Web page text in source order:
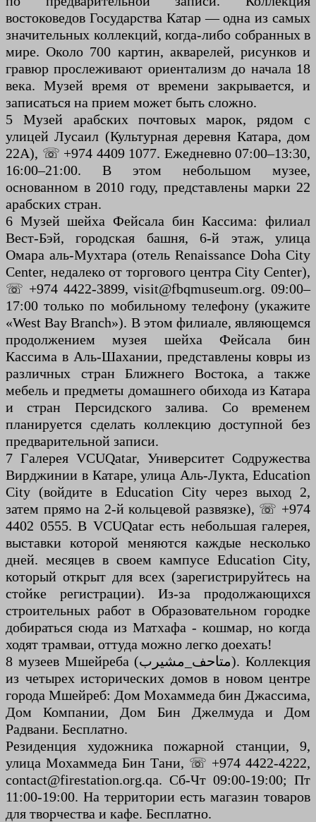
востоковедов Государства Катар — одна из самых
значительных коллекций, когда-либо собранных в
мире. Около 700 картин, акварелей, рисунков и
гравюр прослеживают ориентализм до начала 18
века. Музей время от времени закрывается, и
записаться на прием может быть сложно.
5 Музей арабских почтовых марок, рядом с
улицей Лусаил (Культурная деревня Катара, дом
22А), ☏ +974 4409 1077. Ежедневно 07:00–13:30,
16:00–21:00. В этом небольшом музее,
основанном в 2010 году, представлены марки 22
арабских стран.
6 Музей шейха Фейсала бин Кассима: филиал
Вест-Бэй, городская башня, 6-й этаж, улица
Омара аль-Мухтара (отель Renaissance Doha City
Center, недалеко от торгового центра City Center),
☏ +974 4422-3899, visit@fbqmuseum.org. 09:00–
17:00 только по мобильному телефону (укажите
«West Bay Branch»). В этом филиале, являющемся
продолжением музея шейха Фейсала бин
Кассима в Аль-Шахании, представлены ковры из
различных стран Ближнего Востока, а также
мебель и предметы домашнего обихода из Катара
и стран Персидского залива. Со временем
планируется сделать коллекцию доступной без
предварительной записи.
7 Галерея VCUQatar, Университет Содружества
Вирджинии в Катаре, улица Аль-Лукта, Education
City (войдите в Education City через выход 2,
затем прямо на 2-й кольцевой развязке), ☏ +974
4402 0555. В VCUQatar есть небольшая галерея,
выставки которой меняются каждые несколько
дней. месяцев в своем кампусе Education City,
который открыт для всех (зарегистрируйтесь на
стойке регистрации). Из-за продолжающихся
строительных работ в Образовательном городке
добираться сюда из Матхафа - кошмар, но когда
ходят трамваи, оттуда можно легко доехать!
8 музеев Мшейреба (متاحف_مشيرب). Коллекция
из четырех исторических домов в новом центре
города Мшейреб: Дом Мохаммеда бин Джассима,
Дом Компании, Дом Бин Джелмуда и Дом
Радвани. Бесплатно.
Резиденция художника пожарной станции, 9,
улица Мохаммеда Бин Тани, ☏ +974 4422-4222,
contact@firestation.org.qa. Сб-Чт 09:00-19:00; Пт
11:00-19:00. На территории есть магазин товаров
для творчества и кафе. Бесплатно.